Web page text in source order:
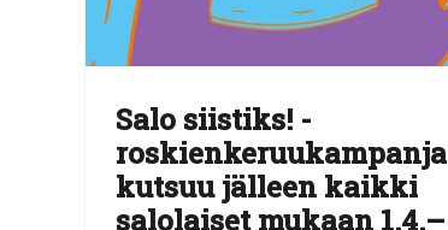
Salo siistiks! -
roskienkeruukampanja
kutsuu jälleen kaikki
salolaiset mukaan 1.4.–